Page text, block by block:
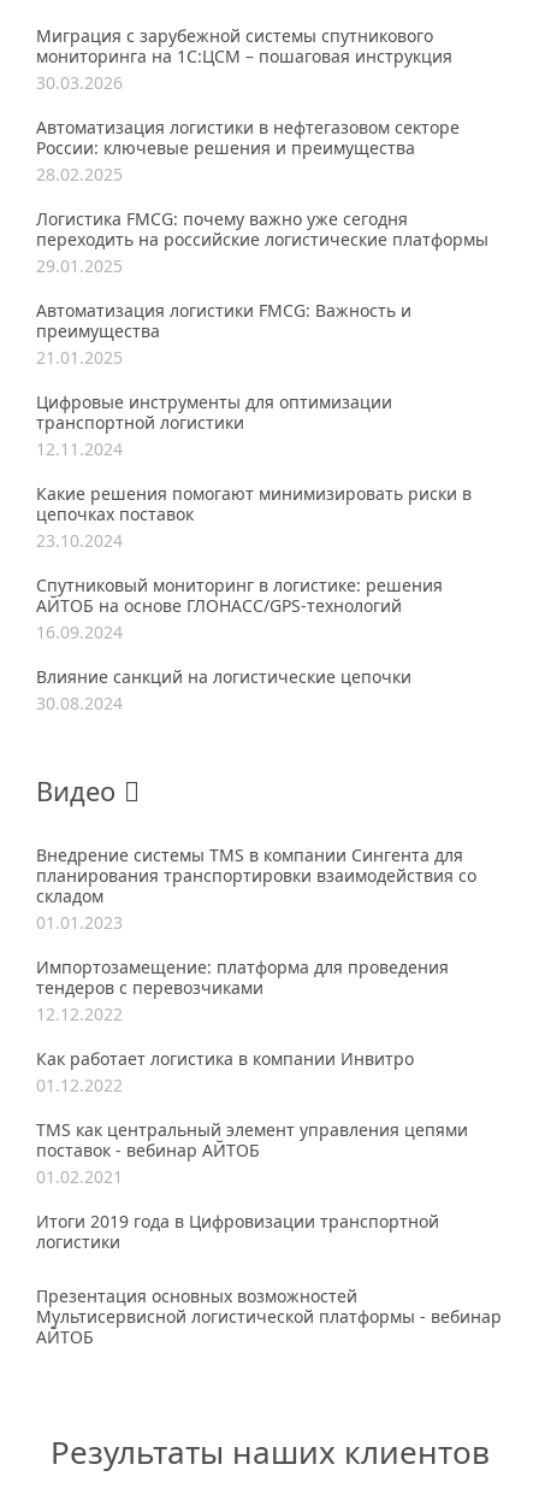
Миграция с зарубежной системы спутникового
мониторинга на 1С:ЦСМ – пошаговая инструкция
30.03.2026
Автоматизация логистики в нефтегазовом секторе
России: ключевые решения и преимущества
28.02.2025
Логистика FMCG: почему важно уже сегодня
переходить на российские логистические платформы
29.01.2025
Автоматизация логистики FMCG: Важность и
преимущества
21.01.2025
Цифровые инструменты для оптимизации
транспортной логистики
12.11.2024
Какие решения помогают минимизировать риски в
цепочках поставок
23.10.2024
Спутниковый мониторинг в логистике: решения
АЙТОБ на основе ГЛОНАСС/GPS-технологий
16.09.2024
Влияние санкций на логистические цепочки
30.08.2024
Видео
Внедрение системы TMS в компании Сингента для
планирования транспортировки взаимодействия со
складом
01.01.2023
Импортозамещение: платформа для проведения
тендеров с перевозчиками
12.12.2022
Как работает логистика в компании Инвитро
01.12.2022
TMS как центральный элемент управления цепями
поставок - вебинар АЙТОБ
01.02.2021
Итоги 2019 года в Цифровизации транспортной
логистики
Презентация основных возможностей
Мультисервисной логистической платформы - вебинар
АЙТОБ
Результаты наших клиентов